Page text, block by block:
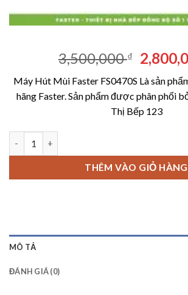
3,500,000₫
Giá
gốc
là:
Máy Hút Mùi Faster FS0470S Là sản
hãng Faster. Sản phẩm được phân phối
Thị Bếp 123
THÊM VÀO GIỎ HÀNG
MÔ TẢ
ĐÁNH GIÁ (0)